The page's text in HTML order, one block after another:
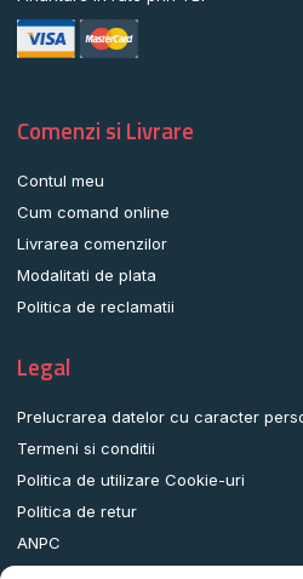
Comenzi si Livrare
Contul meu
Cum comand online
Livrarea comenzilor
Modalitati de plata
Politica de reclamatii
Legal
Prelucrarea datelor cu caracter
Termeni si conditii
Politica de utilizare Cookie-uri
Politica de retur
ANPC